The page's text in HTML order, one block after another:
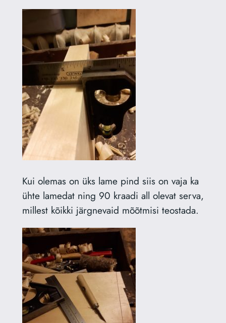
Kui olemas on üks lame pind siis on vaja ka
ühte lamedat ning 90 kraadi all olevat serva,
millest kõikki järgnevaid mõõtmisi teostada.